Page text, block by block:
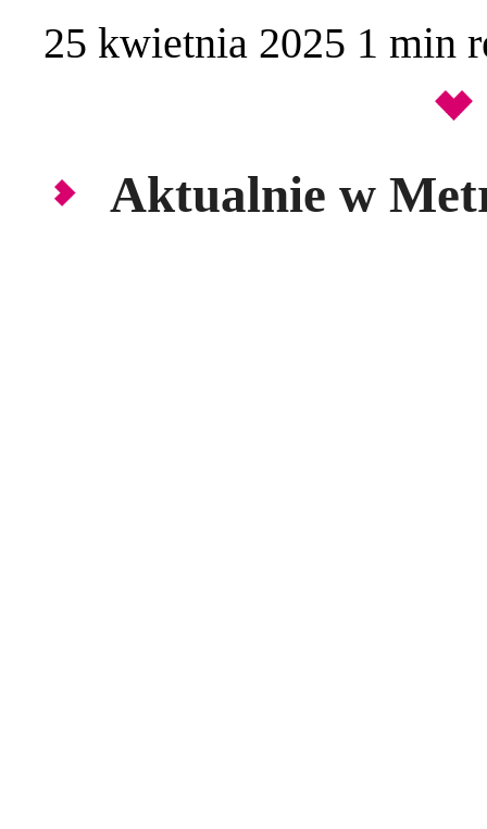
25 kwietnia 2025 1 min
Aktualnie w